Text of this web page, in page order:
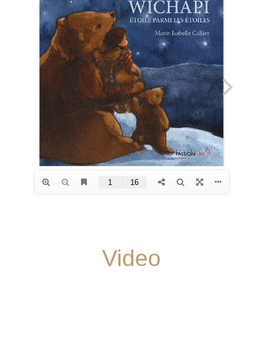
Video